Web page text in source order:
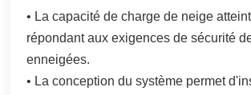
• La capacité de charge de neige
répondant aux exigences de sécurité
enneigées.
• La conception du système permet